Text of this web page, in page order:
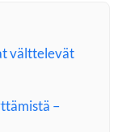
välttelevät
–